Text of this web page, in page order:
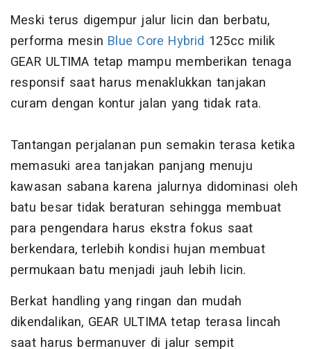
Meski terus digempur jalur licin dan berbatu,
performa mesin Blue Core Hybrid 125cc milik
GEAR ULTIMA tetap mampu memberikan tenaga
responsif saat harus menaklukkan tanjakan
curam dengan kontur jalan yang tidak rata.
Tantangan perjalanan pun semakin terasa ketika
memasuki area tanjakan panjang menuju
kawasan sabana karena jalurnya didominasi oleh
batu besar tidak beraturan sehingga membuat
para pengendara harus ekstra fokus saat
berkendara, terlebih kondisi hujan membuat
permukaan batu menjadi jauh lebih licin.
Berkat handling yang ringan dan mudah
dikendalikan, GEAR ULTIMA tetap terasa lincah
saat harus bermanuver di jalur sempit